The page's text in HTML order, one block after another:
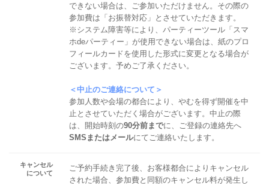
できない場合は、ご参加いただけません。その際の
参加費は「お振替対応」とさせていただきます。
※システム障害等により、パーティーツール「スマ
ホdeパーティー」が使用できない場合は、紙のプロ
フィールカードを使用した形式に変更となる場合が
ございます。予めご了承ください。
＜中止のご連絡について＞
参加人数や会場の都合により、やむを得ず開催を中
止とさせていただく場合がございます。中止の際
は、開始時刻の90分前までに、ご登録の連絡先へ
SMSまたはメールにてご連絡いたします。
キャンセル
について
ご予約手続き完了後、お客様都合によりキャンセル
された場合、参加費と同額のキャンセル料が発生し